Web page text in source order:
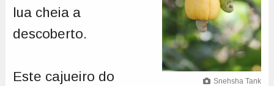
Snehsha Tank
lua cheia a
descoberto.
Este cajueiro do